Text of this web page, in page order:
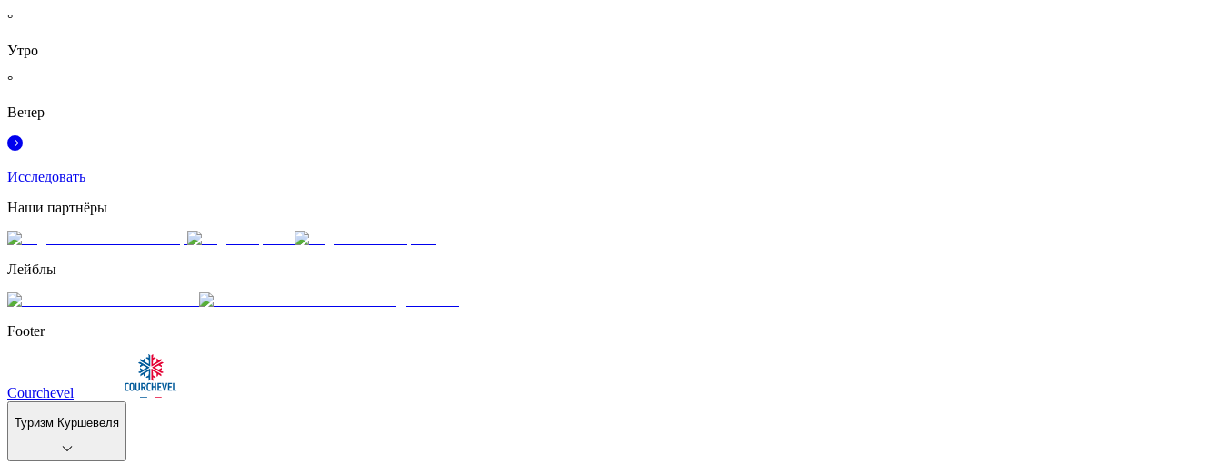
°
Утро
°
Вечер
Исследовать
Наши партнёры
Лейблы
Footer
Courchevel
Туризм Куршевеля